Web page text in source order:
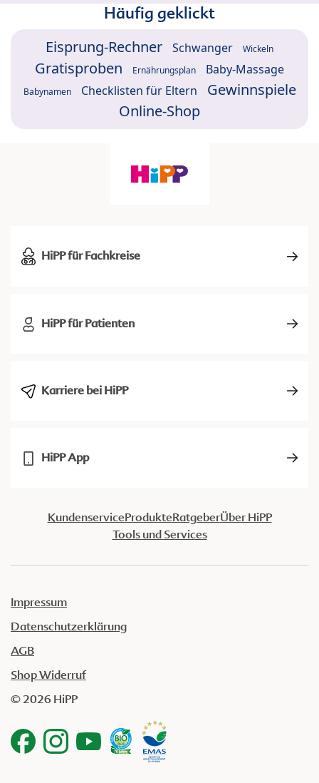
Häufig geklickt
Eisprung-Rechner Schwanger Wickeln
Gratisproben Ernährungsplan Baby-Massage
Babynamen Checklisten für Eltern
Gewinnspiele
Online-Shop
HiPP für Fachkreise
HiPP für Patienten
Karriere bei HiPP
HiPP App
KundenserviceProdukteRatgeberÜber HiPP
Tools und Services
Impressum
Datenschutzerklärung
AGB
Shop Widerruf
© 2026 HiPP